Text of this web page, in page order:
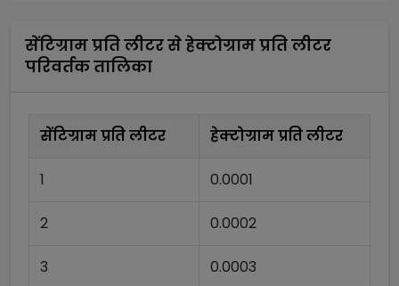
सेंटिग्राम प्रति लीटरसेहेक्टोग्राम प्रति लीटर
परिवर्तक तालिका
सेंटिग्राम प्रति लीटर हेक्टोग्राम प्रति लीटर
1 0.0001
2 0.0002
3 0.0003